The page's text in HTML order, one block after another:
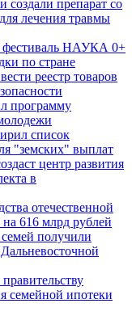
препарат со
лечения травмы
НАУКА 0+
по стране
реестр товаров
программу
список
"земских" выплат
центр развития
в
отечественной
616 млрд рублей
получили
семейной ипотеки